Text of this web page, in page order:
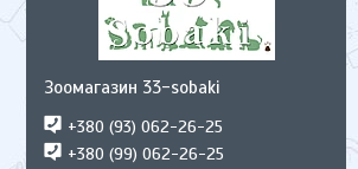
Зоомагазин 33-sobaki
+380 (93) 062-26-25
+380 (99) 062-26-25